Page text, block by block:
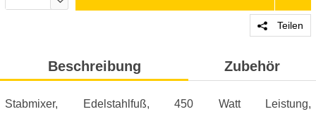
Teilen
Beschreibung Zubehör
Stabmixer, Edelstahlfuß, 450 Watt Leistung,